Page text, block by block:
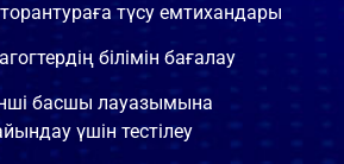
түсу емтихандары
білімін бағалау
басшы лауазымына
үшін тестілеу